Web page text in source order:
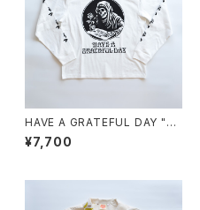
HAVE A GRATEFUL DAY "L/
S SHIRT -PLAY DEAD"
¥7,700